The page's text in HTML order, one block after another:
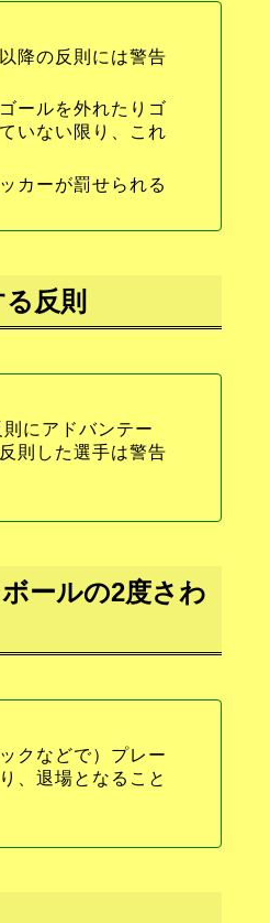
降の反則には警告
ールを外れたりゴ
いない限り、これ
カーが罰せられる
反則
にアドバンテー
則した選手は警告
ールの2度さわ
クなどで）プレー
、退場となること